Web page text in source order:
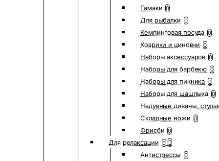
Гамаки 0
Для рыбалки 0
Кемпинговая посуда 0
Коврики и циновки 0
Наборы аксессуаров 0
Наборы для барбекю 0
Наборы для пикника 0
Наборы для шашлыка 0
Надувные диваны,
Складные ножи 0
Фрисби 0
Для релаксации 0
Антистрессы 0